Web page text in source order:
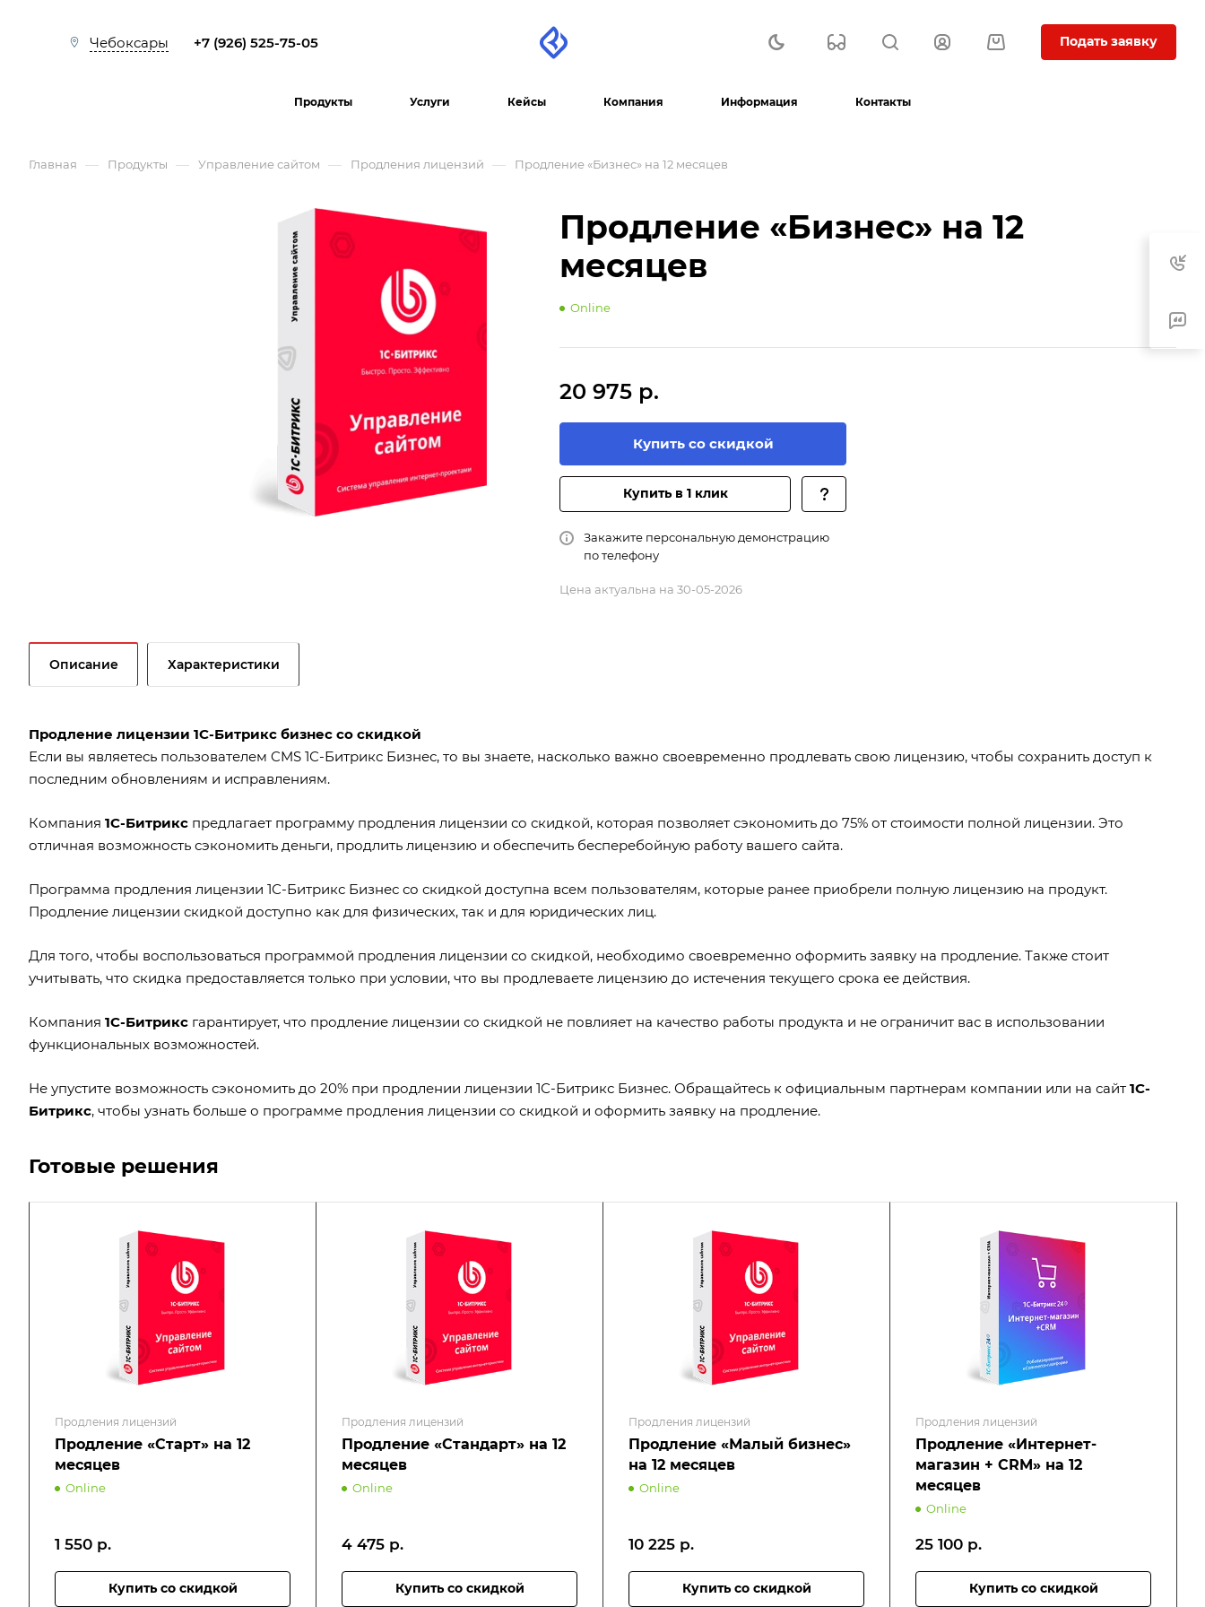
Чебоксары +7 (926) 525-75-05 Подать заявку
Продукты Услуги Кейсы Компания Информация Контакты
Главная — Продукты — Управление сайтом — Продления лицензий — Продление «Бизнес» на 12 месяцев
Продление «Бизнес» на 12
месяцев
Online
20 975 р.
Купить со скидкой
Купить в 1 клик
Закажите персональную демонстрацию
по телефону
Цена актуальна на 30-05-2026
Описание Характеристики
Продление лицензии 1С-Битрикс бизнес со скидкой
Если вы являетесь пользователем CMS 1С-Битрикс Бизнес, то вы знаете, насколько важно своевременно продлевать свою лицензию, чтобы сохранить доступ к
последним обновлениям и исправлениям.
Компания 1С-Битрикс предлагает программу продления лицензии со скидкой, которая позволяет сэкономить до 75% от стоимости полной лицензии. Это
отличная возможность сэкономить деньги, продлить лицензию и обеспечить бесперебойную работу вашего сайта.
Программа продления лицензии 1С-Битрикс Бизнес со скидкой доступна всем пользователям, которые ранее приобрели полную лицензию на продукт.
Продление лицензии скидкой доступно как для физических, так и для юридических лиц.
Для того, чтобы воспользоваться программой продления лицензии со скидкой, необходимо своевременно оформить заявку на продление. Также стоит
учитывать, что скидка предоставляется только при условии, что вы продлеваете лицензию до истечения текущего срока ее действия.
Компания 1С-Битрикс гарантирует, что продление лицензии со скидкой не повлияет на качество работы продукта и не ограничит вас в использовании
функциональных возможностей.
Не упустите возможность сэкономить до 20% при продлении лицензии 1С-Битрикс Бизнес. Обращайтесь к официальным партнерам компании или на сайт 1С-
Битрикс, чтобы узнать больше о программе продления лицензии со скидкой и оформить заявку на продление.
Готовые решения
Продления лицензий
Продление «Старт» на 12
месяцев
Online
1 550 р.
Купить со скидкой
Продления лицензий
Продление «Стандарт» на 12
месяцев
Online
4 475 р.
Купить со скидкой
Продления лицензий
Продление «Малый бизнес»
на 12 месяцев
Online
10 225 р.
Купить со скидкой
Продления лицензий
Продление «Интернет-
магазин + CRM» на 12
месяцев
Online
25 100 р.
Купить со скидкой